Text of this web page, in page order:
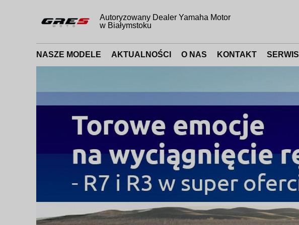
Autoryzowany Dealer Yamaha Motor
w Białymstoku
NASZE MODELE AKTUALNOŚCI O NAS KONTAKT SERWIS